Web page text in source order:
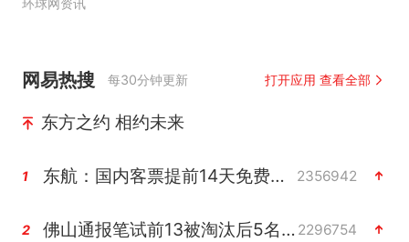
环球网资讯
网易热搜 每30分钟更新 打开应用 查看全部
东方之约 相约未来
1 东航：国内客票提前14天免费退改 2356942
2 佛山通报笔试前13被淘汰后5名进体检 2296754